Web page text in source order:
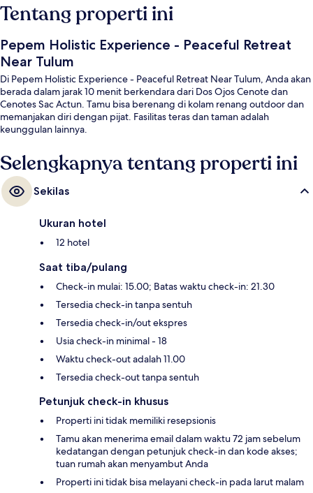
Tentang properti ini
Pepem Holistic Experience - Peaceful Retreat
Near Tulum
Di Pepem Holistic Experience - Peaceful Retreat Near Tulum, Anda akan
berada dalam jarak 10 menit berkendara dari Dos Ojos Cenote dan
Cenotes Sac Actun. Tamu bisa berenang di kolam renang outdoor dan
memanjakan diri dengan pijat. Fasilitas teras dan taman adalah
keunggulan lainnya.
Selengkapnya tentang properti ini
Sekilas
Ukuran hotel
12 hotel
Saat tiba/pulang
Check-in mulai: 15.00; Batas waktu check-in: 21.30
Tersedia check-in tanpa sentuh
Tersedia check-in/out ekspres
Usia check-in minimal - 18
Waktu check-out adalah 11.00
Tersedia check-out tanpa sentuh
Petunjuk check-in khusus
Properti ini tidak memiliki resepsionis
Tamu akan menerima email dalam waktu 72 jam sebelum
kedatangan dengan petunjuk check-in dan kode akses;
tuan rumah akan menyambut Anda
Properti ini tidak bisa melayani check-in pada larut malam